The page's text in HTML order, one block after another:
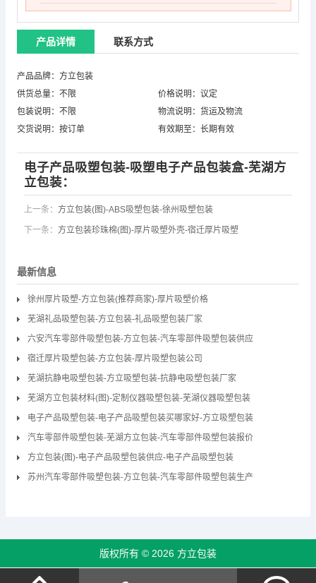
产品详情 联系方式
产品品牌：方立包装
供货总量：不限
价格说明：议定
包装说明：不限
物流说明：货运及物流
交货说明：按订单
有效期至：长期有效
电子产品吸塑包装-吸塑电子产品包装盒-芜湖方
立包装：
上一条： 方立包装(图)-ABS吸塑包装-徐州吸塑包装
下一条： 方立包装珍珠棉(图)-厚片吸塑外壳-宿迁厚片吸塑
最新信息
徐州厚片吸塑-方立包装(推荐商家)-厚片吸塑价格
芜湖礼品吸塑包装-方立包装-礼品吸塑包装厂家
六安汽车零部件吸塑包装-方立包装-汽车零部件吸塑包装供应
宿迁厚片吸塑包装-方立包装-厚片吸塑包装公司
芜湖抗静电吸塑包装-方立吸塑包装-抗静电吸塑包装厂家
芜湖方立包装材料(图)-定制仪器吸塑包装-芜湖仪器吸塑包装
电子产品吸塑包装-电子产品吸塑包装买哪家好-方立吸塑包装
汽车零部件吸塑包装-芜湖方立包装-汽车零部件吸塑包装报价
方立包装(图)-电子产品吸塑包装供应-电子产品吸塑包装
苏州汽车零部件吸塑包装-方立包装-汽车零部件吸塑包装生产
版权所有 © 2026 方立包装